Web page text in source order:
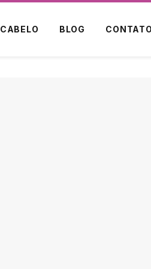
CABELO BLOG CONTATO